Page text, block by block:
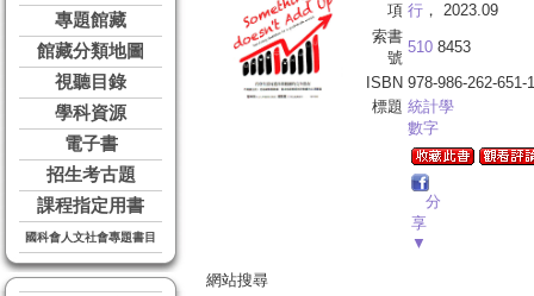
專題館藏
館藏分類地圖
視聽目錄
學科資源
電子書
招生考古題
課程指定用書
國科會人文社會專題書目
項 行 ， 2023.09
索書
號
510 8453
ISBN 978-986-262-651-1
標題 統計學
數字
分
享
▼
網站搜尋